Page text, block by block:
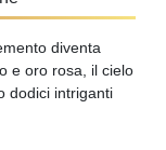
diventa
e oro rosa, il cielo
dodici intriganti